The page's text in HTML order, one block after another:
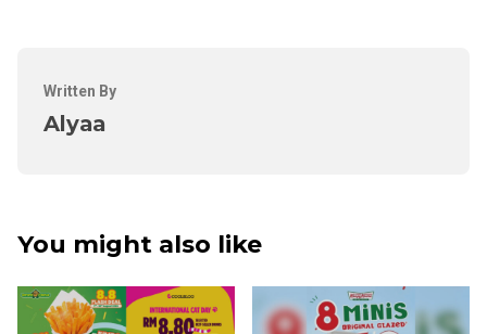
Written By
Alyaa
You might also like